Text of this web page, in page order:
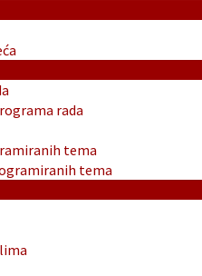
rada
tema
tema